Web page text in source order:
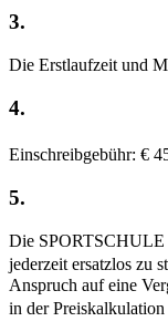
3.
Die Erstlaufzeit und
4.
Einschreibgebühr: €
5.
Die SPORTSCHULE
jederzeit ersatzlos zu
Anspruch auf eine
in der